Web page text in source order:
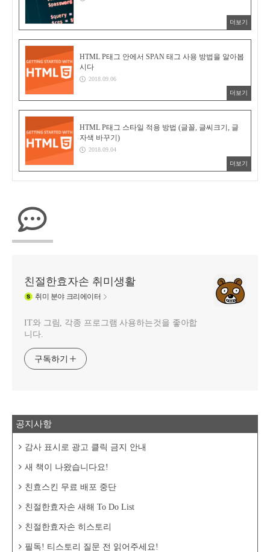
더보기
HTML P태그 안에서 SPAN 태그 사용 방법을 알아봅
시다
2018.09.06
더보기
HTML P태그 스타일 적용 방법 (글꼴, 글씨크기, 글
자색 바꾸기)
2018.09.04
더보기
친절한효자손 취미생활
취미 분야 크리에이터
IT와 그림, 각종 프로그램 사용하는것을 좋아합
니다.
구독하기
공지사항
감사 표시로 광고 클릭 금지 안내
새 책이 나왔습니다요!
친효스킨 무료 배포 중단
친절한효자손 새해 To Do List
친절한효자손 히스토리
필독! 티스토리 질문 전 읽어주세요!